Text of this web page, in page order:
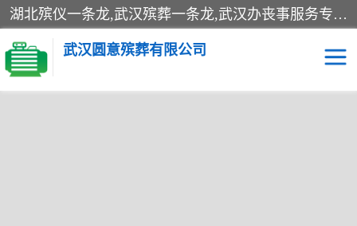
湖北殡仪一条龙,武汉殡葬一条龙,武汉办丧事服务专理红白佛事、病人临终关怀、医院或家中老人去世穿寿衣、灵车遗体接运、殡仪馆告别厅预约、办理火葬场手续、民俗丧事策划、遗体告别仪式、民俗礼仪服务、殡葬礼仪策划、陵园墓位导购、寺庙塔位择吉、往生功德策划、民俗功德策划、异地殡葬礼仪服务、异地骨灰接送返乡
武汉圆意殡葬有限公司